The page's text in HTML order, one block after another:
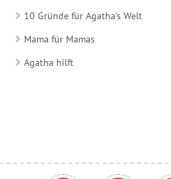
10 Gründe für Agatha's Welt
Mama für Mamas
Agatha hilft